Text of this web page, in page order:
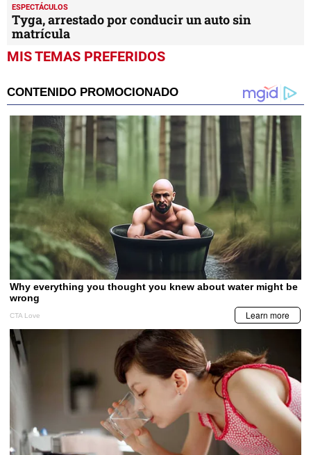
ESPECTÁCULOS
Tyga, arrestado por conducir un auto sin
matrícula
MIS TEMAS PREFERIDOS